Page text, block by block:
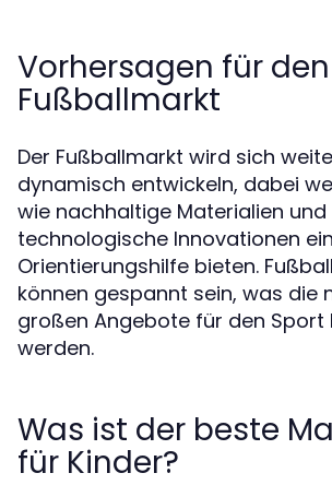
Vorhersagen für den
Fußballmarkt
Der Fußballmarkt wird sich
dynamisch entwickeln, dabei
wie nachhaltige Materialien und
technologische Innovationen
Orientierungshilfe bieten.
können gespannt sein, was die
großen Angebote für den Sport
werden.
Was ist der beste
für Kinder?